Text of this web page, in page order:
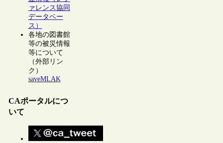
ァレンス協同
データベー
ス）
各地の図書館
等の被災情報
等について
（外部リン
ク）
saveMLAK
CAポータルにつ
いて